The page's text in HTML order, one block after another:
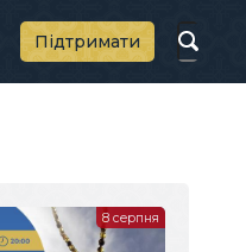
Підтримати
8 серпня